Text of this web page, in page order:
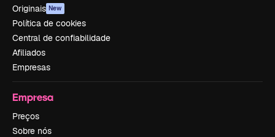
Originais New
Política de cookies
Central de confiabilidade
Afiliados
Empresas
Empresa
Preços
Sobre nós